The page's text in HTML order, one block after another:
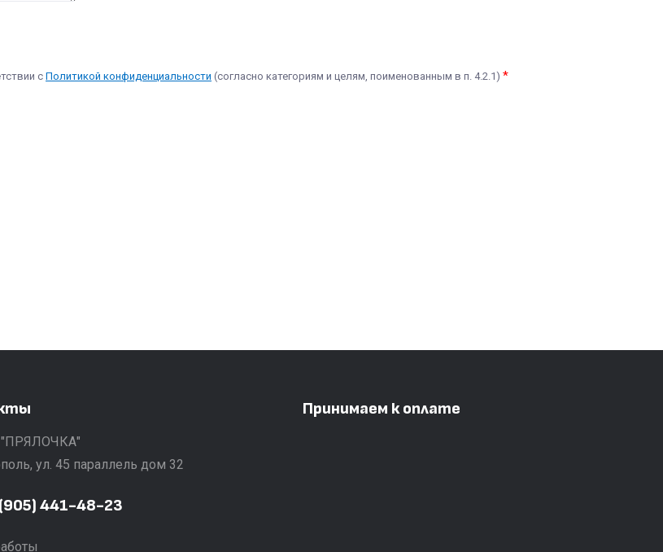
с Политикой конфиденциальности (согласно категориям и целям, поименованным в п. 4.2.1) *
"ПРЯЛОЧКА"
ул. 45 параллель дом 32
441-48-23
Принимаем к оплате